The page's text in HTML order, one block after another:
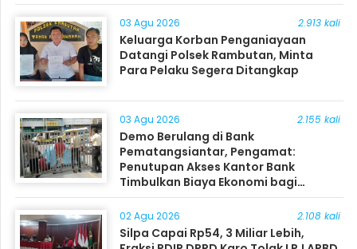
03 Agu 2026 2.913 kali
Keluarga Korban Penganiayaan
Datangi Polsek Rambutan, Minta
Para Pelaku Segera Ditangkap
03 Agu 2026 2.155 kali
Demo Berulang di Bank
Pematangsiantar, Pengamat:
Penutupan Akses Kantor Bank
Timbulkan Biaya Ekonomi bagi
Masyarakat
02 Agu 2026 2.108 kali
Silpa Capai Rp54, 3 Miliar Lebih,